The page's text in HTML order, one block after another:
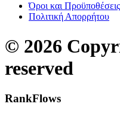
Όροι και Προϋποθέσεις
Πολιτική Απορρήτου
© 2026
reserved
RankFlows